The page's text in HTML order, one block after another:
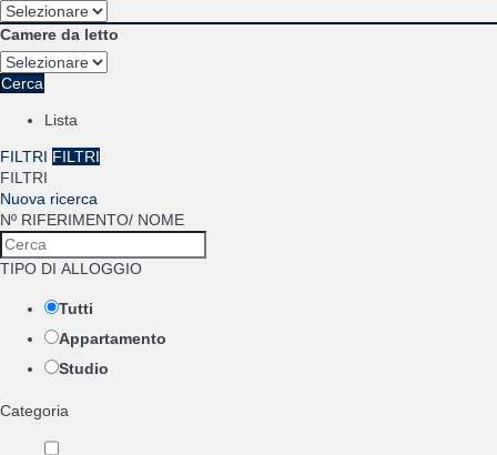
Camere da letto
Cerca
Lista
FILTRI FILTRI
FILTRI
Nuova ricerca
Nº RIFERIMENTO/ NOME
TIPO DI ALLOGGIO
Tutti
Appartamento
Studio
Categoria